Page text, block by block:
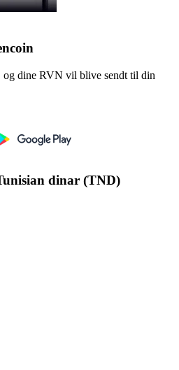
og dine RVN vil blive sendt til din
dinar (TND)